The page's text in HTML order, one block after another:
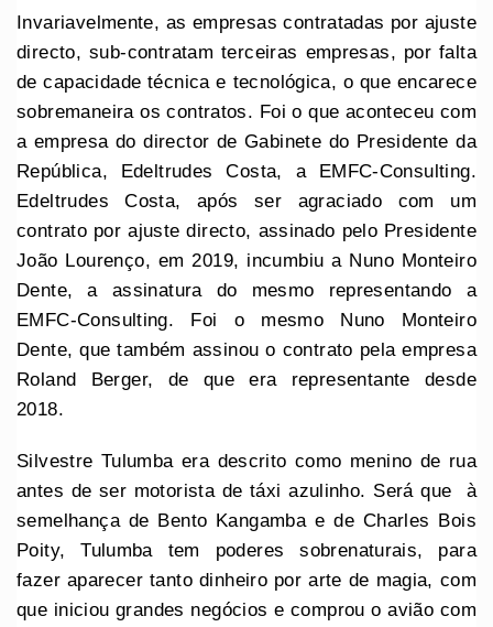
Invariavelmente, as empresas contratadas por ajuste
directo, sub-contratam terceiras empresas, por falta
de capacidade técnica e tecnológica, o que encarece
sobremaneira os contratos. Foi o que aconteceu com
a empresa do director de Gabinete do Presidente da
República, Edeltrudes Costa, a EMFC-Consulting.
Edeltrudes Costa, após ser agraciado com um
contrato por ajuste directo, assinado pelo Presidente
João Lourenço, em 2019, incumbiu a Nuno Monteiro
Dente, a assinatura do mesmo representando a
EMFC-Consulting. Foi o mesmo Nuno Monteiro
Dente, que também assinou o contrato pela empresa
Roland Berger, de que era representante desde
2018.
Silvestre Tulumba era descrito como menino de rua
antes de ser motorista de táxi azulinho. Será que à
semelhança de Bento Kangamba e de Charles Bois
Poity, Tulumba tem poderes sobrenaturais, para
fazer aparecer tanto dinheiro por arte de magia, com
que iniciou grandes negócios e comprou o avião com